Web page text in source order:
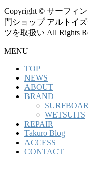
Copyright © サーフィ
門ショップ アルトイ
ツを取扱い All Rights
MENU
TOP
NEWS
ABOUT
BRAND
WETSUITS
REPAIR
Takuro Blog
ACCESS
CONTACT